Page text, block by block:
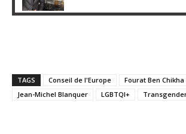
TAGS Conseil de l'Europe
Fourat Ben Chikha
Jean-Michel Blanquer
LGBTQI+